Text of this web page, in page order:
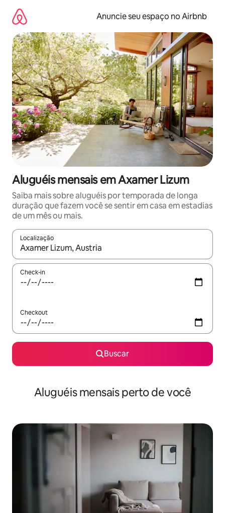
para
conteúdo
Anuncie seu espaço no Airbnb
Aluguéis mensais em Axamer Lizum
Saiba mais sobre aluguéis por temporada de longa
duração que fazem você se sentir em casa em estadias
de um mês ou mais.
Localização
Quando os resultados estiverem disponíveis, explore-os
Check-in
Checkout
Buscar
Aluguéis mensais perto de você